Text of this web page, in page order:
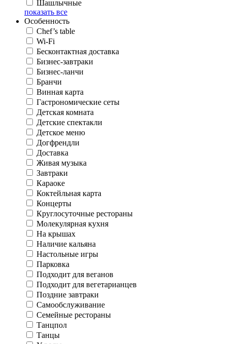
Шашлычные
показать все
Особенность
Chef’s table
Wi-Fi
Бесконтактная доставка
Бизнес-завтраки
Бизнес-ланчи
Бранчи
Винная карта
Гастрономические сеты
Детская комната
Детские спектакли
Детское меню
Догфрендли
Доставка
Живая музыка
Завтраки
Караоке
Коктейльная карта
Концерты
Круглосуточные рестораны
Молекулярная кухня
На крышах
Наличие кальяна
Настольные игры
Парковка
Подходит для веганов
Подходит для вегетарианцев
Поздние завтраки
Самообслуживание
Семейные рестораны
Танцпол
Танцы